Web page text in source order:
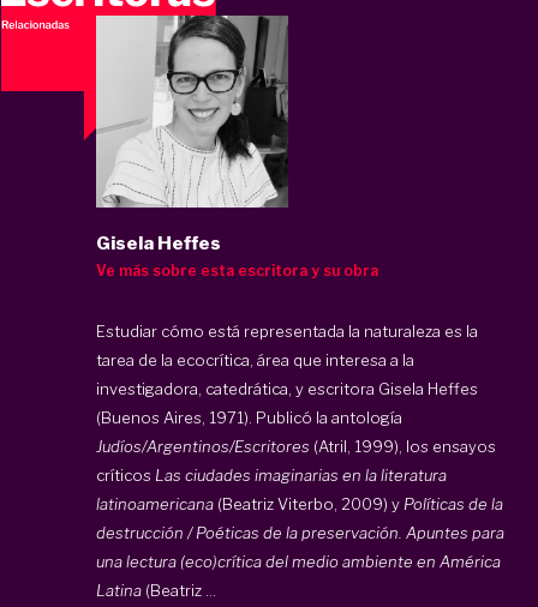
Gisela Heffes
Ve más sobre esta escritora y su obra
Estudiar cómo está representada la naturaleza es la
tarea de la ecocrítica, área que interesa a la
investigadora, catedrática, y escritora Gisela Heffes
(Buenos Aires, 1971). Publicó la antología
Judíos/Argentinos/Escritores (Atril, 1999), los ensayos
críticos Las ciudades imaginarias en la literatura
latinoamericana (Beatriz Viterbo, 2009) y Políticas de la
destrucción / Poéticas de la preservación. Apuntes para
una lectura (eco)crítica del medio ambiente en América
Latina (Beatriz ...